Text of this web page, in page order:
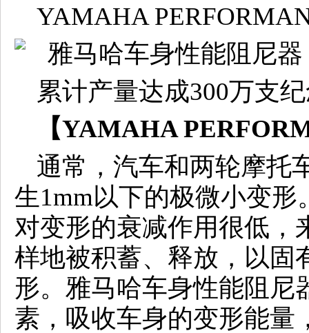
YAMAHA
累计产量达成300万支
【YAMAHA
通常，汽车和两轮摩托
生1mm以下的极微小变
对变形的衰减作用很低，
样地被积蓄、释放，以固
形。雅马哈车身性能阻尼
素，吸收车身的变形能量